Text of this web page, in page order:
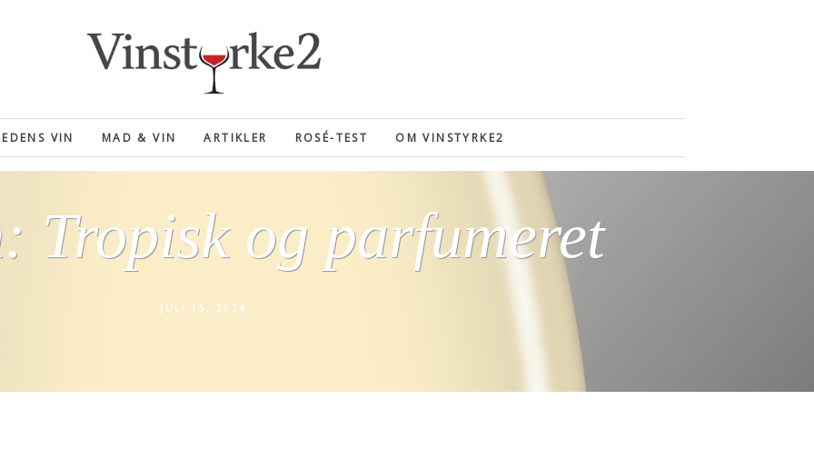
VIN MAD & VIN ARTIKLER ROSÉ-TEST OM VINSTYRKE2
Tropisk og parfumeret
JULI 15, 2024